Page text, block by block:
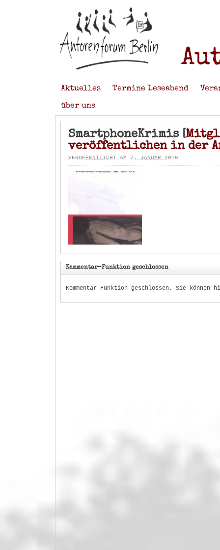
Aktuelles Termine Leseabend
über uns
SmartphoneKrimis [
veröffentlichen in der
VERÖFFENTLICHT AM 2. JANUAR 2016
Kammentar-Funktion geschlossen
Kommentar-Funktion geschlossen. Sie können